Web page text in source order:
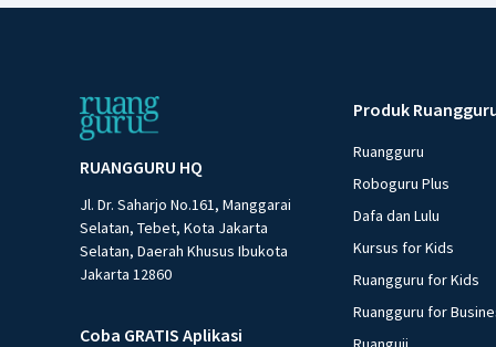
RUANGGURU HQ
Jl. Dr. Saharjo No.161, Manggarai
Selatan, Tebet, Kota Jakarta
Selatan, Daerah Khusus Ibukota
Jakarta 12860
Coba GRATIS Aplikasi
Produk
Ruangguru
Roboguru Plus
Dafa dan Lulu
Kursus for Kids
Ruangguru for Kids
Ruangguru for